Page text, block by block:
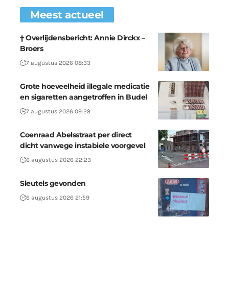
Meest actueel
† Overlijdensbericht: Annie Dirckx –
Broers
7 augustus 2026 08:33
Grote hoeveelheid illegale medicatie
en sigaretten aangetroffen in Budel
7 augustus 2026 09:29
Coenraad Abelsstraat per direct
dicht vanwege instabiele voorgevel
6 augustus 2026 22:23
Sleutels gevonden
6 augustus 2026 21:59